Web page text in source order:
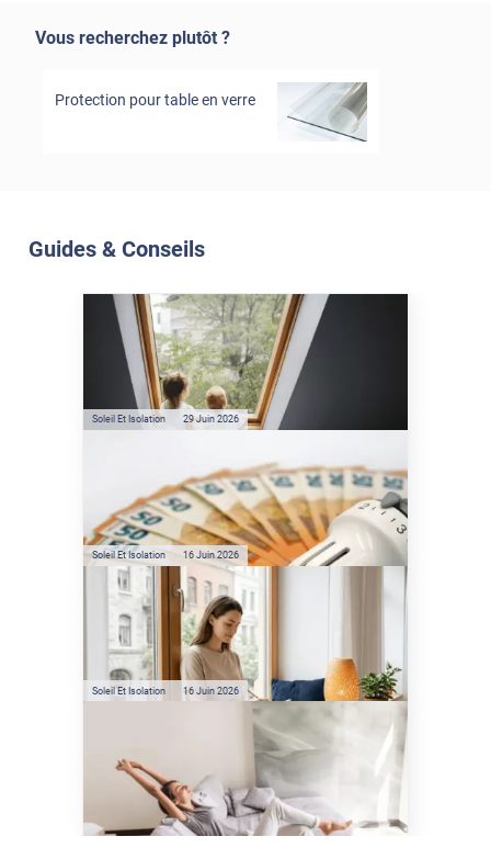
Vous recherchez plutôt ?
Protection pour table en verre
Guides & Conseils
Véranda et Velux : Comment
bloquer jusqu'à 80% de
l'énergie solaire sans
climatisation ?
Soleil Et Isolation 29 Juin 2026
Film anti-chaleur : quelles
sont les économies d’énergie
réelles ?
Soleil Et Isolation 16 Juin 2026
Préservez votre logement de
la chaleur : les conseils de
Jamy de C'est Pas Sorcier
Soleil Et Isolation 16 Juin 2026
Comment protéger sa
maison de la chaleur sans
climatisation ?